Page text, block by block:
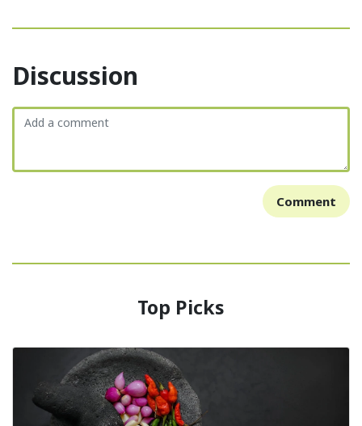
Discussion
Comment
Top Picks